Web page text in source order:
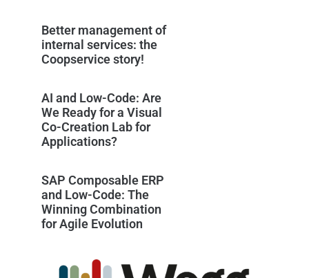
Better management of
internal services: the
Coopservice story!
AI and Low-Code: Are
We Ready for a Visual
Co-Creation Lab for
Applications?
SAP Composable ERP
and Low-Code: The
Winning Combination
for Agile Evolution